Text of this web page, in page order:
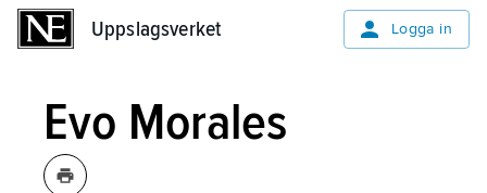
Uppslagsverket Logga in
Evo Morales